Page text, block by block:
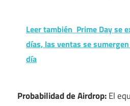
Leer también Prime Day se
días, las ventas se
día
Probabilidad de Airdrop:El